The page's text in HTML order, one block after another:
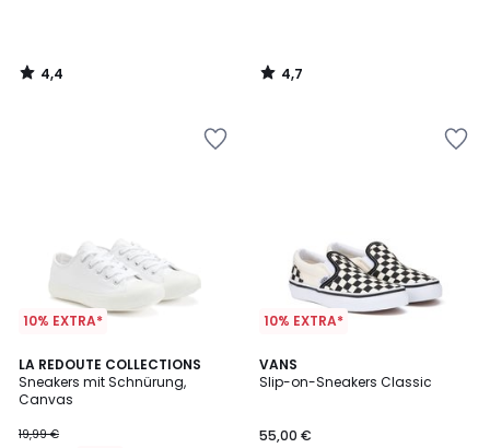
4,4
/
4,7
/
10% EXTRA*
LA REDOUTE COLLECTIONS
Sneakers mit Schnürung,
Canvas
19,99 €
4,5
/ 5
10% EXTRA*
VANS
Slip-on-Sneakers Classic
55,00 €
3,8
/ 5